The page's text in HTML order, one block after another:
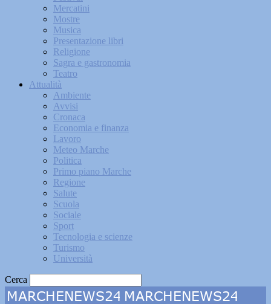
Mercatini
Mostre
Musica
Presentazione libri
Religione
Sagra e gastronomia
Teatro
Attualità
Ambiente
Avvisi
Cronaca
Economia e finanza
Lavoro
Meteo Marche
Politica
Primo piano Marche
Regione
Salute
Scuola
Sociale
Sport
Tecnologia e scienze
Turismo
Università
Cerca